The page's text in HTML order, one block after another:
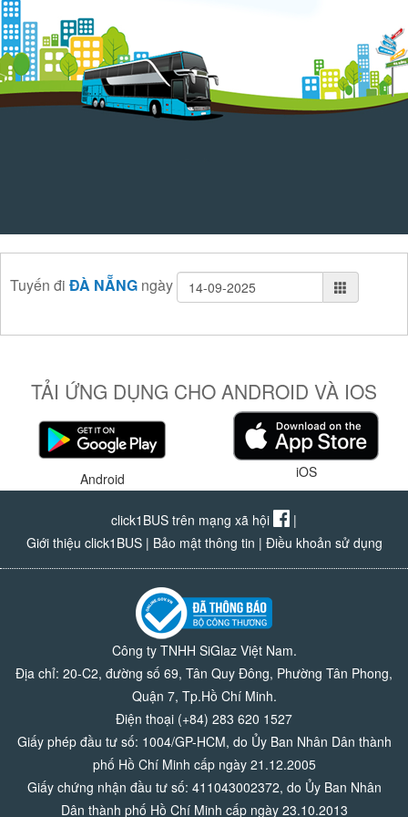
Tuyến đi ĐÀ NẴNG ngày
TẢI ỨNG DỤNG CHO ANDROID VÀ IOS
Android iOS
click1BUS trên mạng xã hội
|
Giới thiệu click1BUS| Bảo mật thông tin | Điều khoản sử dụng
Công ty TNHH SiGlaz Việt Nam.
Địa chỉ: 20-C2, đường số 69, Tân Quy Đông, Phường Tân Phong,
Quận 7, Tp.Hồ Chí Minh.
Điện thoại (+84) 283 620 1527
Giấy phép đầu tư số: 1004/GP-HCM, do Ủy Ban Nhân Dân thành
phố Hồ Chí Minh cấp ngày 21.12.2005
Giấy chứng nhận đầu tư số: 411043002372, do Ủy Ban Nhân
Dân thành phố Hồ Chí Minh cấp ngày 23.10.2013